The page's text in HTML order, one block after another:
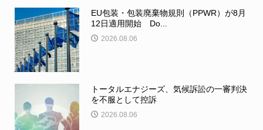
EU包装・包装廃棄物規則（PPWR）が8月
12日適用開始 Do...
2026.08.06
トータルエナジーズ、気候訴訟の一審判決
を不服として控訴
2026.08.06